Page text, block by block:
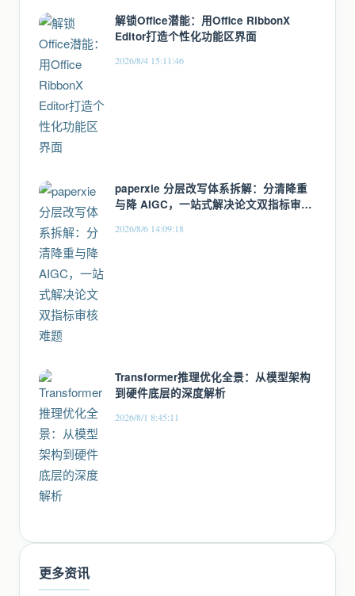
解锁Office潜能：用Office RibbonX
Editor打造个性化功能区界面
2026/8/4 15:11:46
paperxie 分层改写体系拆解：分清降重
与降 AIGC，一站式解决论文双指标审核
2026/8/6 14:09:18
Transformer推理优化全景：从模型架构
到硬件底层的深度解析
2026/8/1 8:45:11
更多资讯